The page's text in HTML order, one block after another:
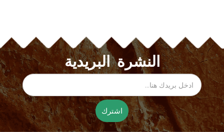
النشرة البريدية
اشترك